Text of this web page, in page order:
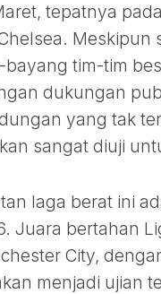
tepatnya
Meskipun
tim-tim
dukungan
yang tak
sangat diuji
laga berat ini
Juara bertahan
City,
menjadi ujian